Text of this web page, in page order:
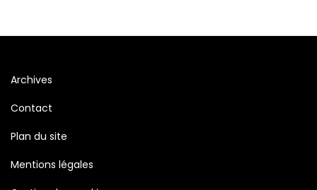
Archives
Contact
Plan du site
Mentions légales